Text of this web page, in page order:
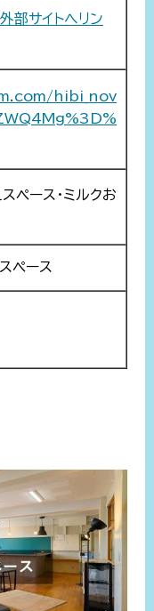
サイトへリン
hibi_nov
ペース・ミルクお
ペース